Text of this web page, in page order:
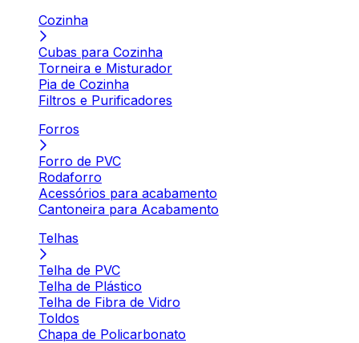
Cozinha
Cubas para Cozinha
Torneira e Misturador
Pia de Cozinha
Filtros e Purificadores
Forros
Forro de PVC
Rodaforro
Acessórios para acabamento
Cantoneira para Acabamento
Telhas
Telha de PVC
Telha de Plástico
Telha de Fibra de Vidro
Toldos
Chapa de Policarbonato